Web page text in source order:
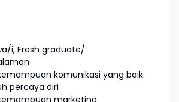
i, Fresh graduate/
komunikasi yang baik
percaya diri
marketing